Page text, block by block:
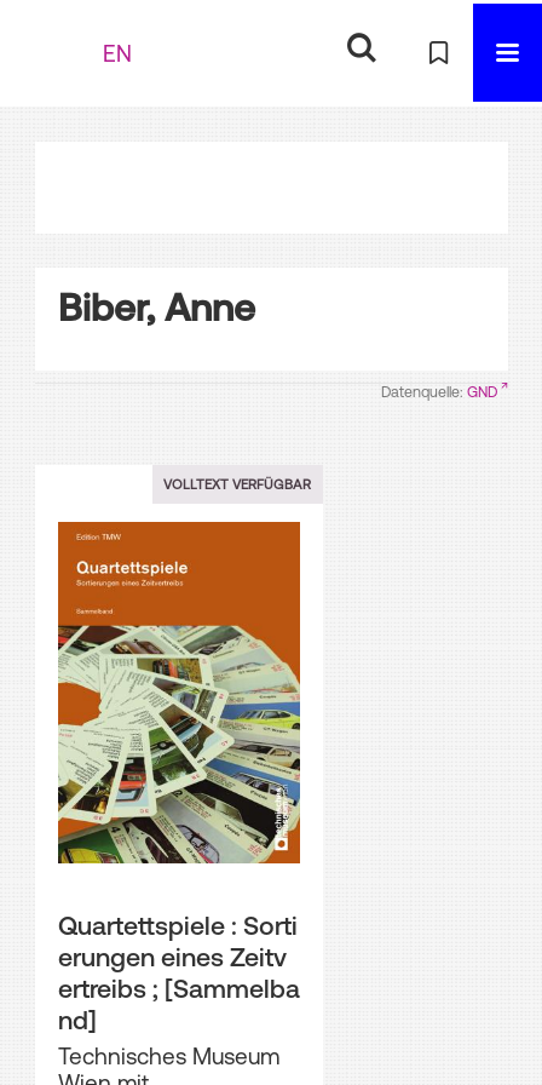
EN
Biber, Anne
Datenquelle: GND
VOLLTEXT VERFÜGBAR
Quartettspiele : Sorti
erungen eines Zeitv
ertreibs ; [Sammelba
nd]
Technisches Museum